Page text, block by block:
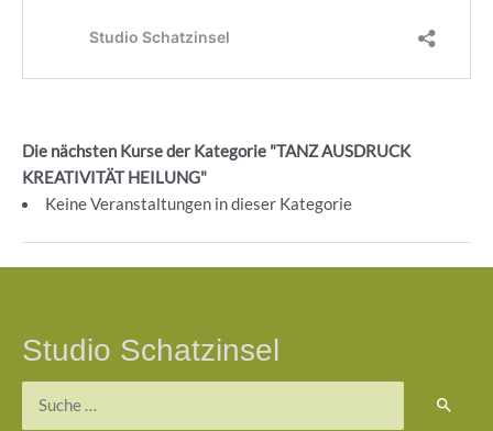
Die nächsten Kurse der Kategorie "TANZ AUSDRUCK
KREATIVITÄT HEILUNG"
Keine Veranstaltungen in dieser Kategorie
Studio Schatzinsel